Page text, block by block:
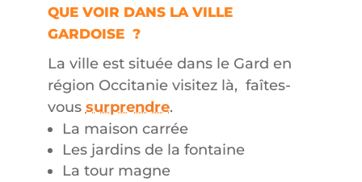
QUE VOIR DANS LA VILLE
GARDOISE ?
La ville est située dans le Gard en
région Occitanie visitez là, faîtes-
voussurprendre.
La maison carrée
Les jardins de la fontaine
La tour magne